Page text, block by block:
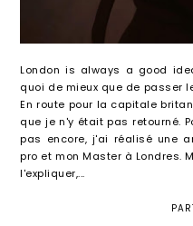
London is always a good
quoi de mieux que de passer
En route pour la capitale
que je n'y était pas retourné.
pas encore, j'ai réalisé une
pro et mon Master à Londres.
l'expliquer,...